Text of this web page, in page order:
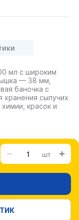
мл с широким
— 38 мм,
баночка с
хранения сыпучих
красок и
шт